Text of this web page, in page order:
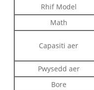
Rhif Model
Math
Capasiti aer
Pwysedd aer
Bore